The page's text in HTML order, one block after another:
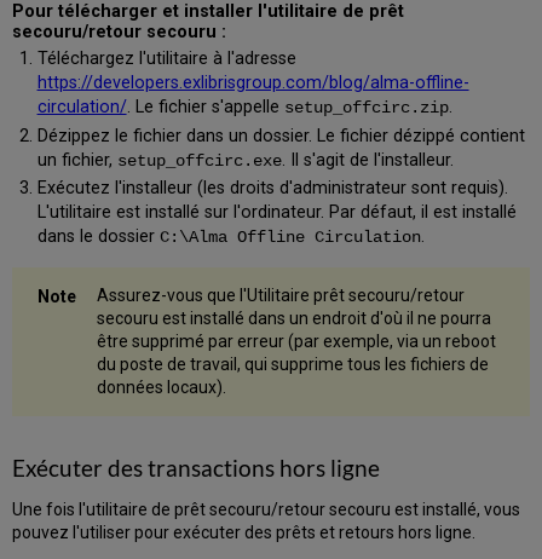
Pour télécharger et installer l'utilitaire de prêt
secouru/retour secouru :
Téléchargez l'utilitaire à l'adresse
https://developers.exlibrisgroup.com/blog/alma-offline-
circulation/. Le fichier s'appelle setup_offcirc.zip.
Dézippez le fichier dans un dossier. Le fichier dézippé contient
un fichier, setup_offcirc.exe. Il s'agit de l'installeur.
Exécutez l'installeur (les droits d'administrateur sont requis).
L'utilitaire est installé sur l'ordinateur. Par défaut, il est installé
dans le dossier C:\Alma Offline Circulation.
Assurez-vous que l'Utilitaire prêt secouru/retour
secouru est installé dans un endroit d'où il ne pourra
être supprimé par erreur (par exemple, via un reboot
du poste de travail, qui supprime tous les fichiers de
données locaux).
Exécuter des transactions hors ligne
Une fois l'utilitaire de prêt secouru/retour secouru est installé, vous
pouvez l'utiliser pour exécuter des prêts et retours hors ligne.